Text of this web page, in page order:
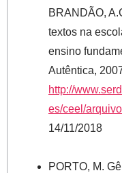
BRANDÃO,
textos na
ensino
Autêntica,
http://
es/ceel/
14/11/2018
PORTO, M.